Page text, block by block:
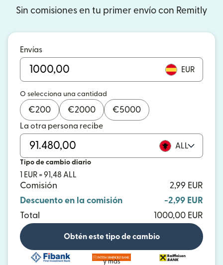
Sin comisiones en tu primer envío con Remitly
Envías
EUR
O selecciona una cantidad
€200 €2000 €5000
La otra persona recibe
ALL
Tipo de cambio diario
1 EUR = 91,48 ALL
Comisión
2,99 EUR
Descuento en la comisión
-2,99 EUR
Total
1000,00 EUR
Obtén este tipo de cambio
y más